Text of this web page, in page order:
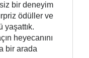
bir deneyim
ödüller ve
yaşattık.
heyecanını
bir arada